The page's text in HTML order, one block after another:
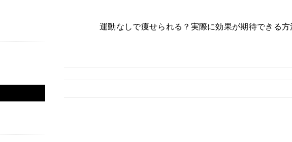
運動なしで痩せられる？実際に効果が期待できる方